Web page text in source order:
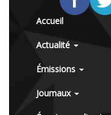
Accueil
Actualité
Émissions
Journaux